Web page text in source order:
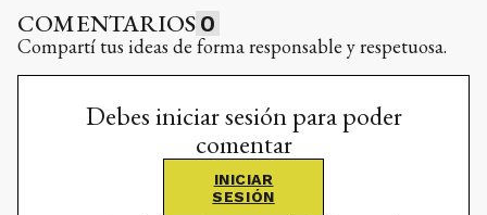
COMENTARIOS 0
Compartí tus ideas de forma responsable y respetuosa.
Debes iniciar sesión para poder
comentar
INICIAR
SESIÓN